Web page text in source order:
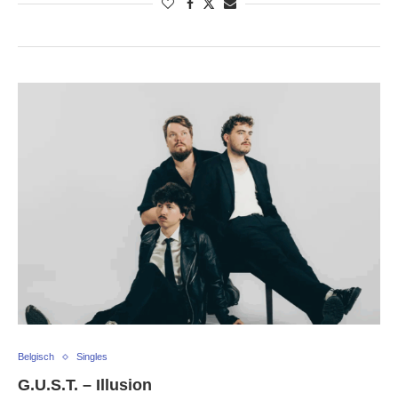
Belgisch Singles
G.U.S.T. – Illusion